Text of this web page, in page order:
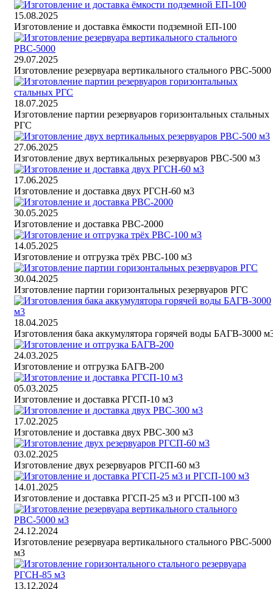
15.08.2025
Изготовление и доставка ёмкости подземной ЕП-100
29.07.2025
Изготовление резервуара вертикального стального РВС-5000
18.07.2025
Изготовление партии резервуаров горизонтальных стальных
РГС
27.06.2025
Изготовление двух вертикальных резервуаров РВС-500 м3
17.06.2025
Изготовление и доставка двух РГСН-60 м3
30.05.2025
Изготовление и доставка РВС-2000
14.05.2025
Изготовление и отгрузка трёх РВС-100 м3
30.04.2025
Изготовление партии горизонтальных резервуаров РГС
18.04.2025
Изготовления бака аккумулятора горячей воды БАГВ-3000
24.03.2025
Изготовление и отгрузка БАГВ-200
05.03.2025
Изготовление и доставка РГСП-10 м3
17.02.2025
Изготовление и доставка двух РВС-300 м3
03.02.2025
Изготовление двух резервуаров РГСП-60 м3
14.01.2025
Изготовление и доставка РГСП-25 м3 и РГСП-100 м3
24.12.2024
Изготовление резервуара вертикального стального РВС-5000
м3
13.12.2024